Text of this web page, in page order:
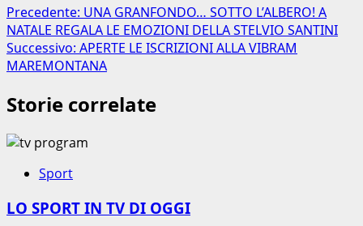
Precedente: UNA GRANFONDO… SOTTO L’ALBERO! A
NATALE REGALA LE EMOZIONI DELLA STELVIO SANTINI
Successivo: APERTE LE ISCRIZIONI ALLA VIBRAM
MAREMONTANA
Storie correlate
Sport
LO SPORT IN TV DI OGGI